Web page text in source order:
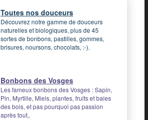
Toutes nos douceurs
Découvrez notre gamme de douceurs
naturelles et biologiques, plus de 45
sortes de bonbons, pastilles, gommes,
brisures, noursons, chocolats, :-).
Bonbons des Vosges
Les fameux bonbons des Vosges : Sapin,
Pin, Myrtille, Miels, plantes, fruits et baies
des bois, et pas pourquoi pas passion
après tout,.